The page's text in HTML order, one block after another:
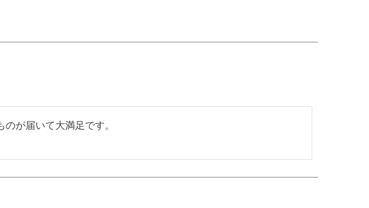
が届いて大満足です。